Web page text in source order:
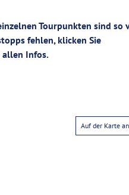
Tourpunkten sind so
fehlen, klicken Sie
allen Infos.
Auf der Karte